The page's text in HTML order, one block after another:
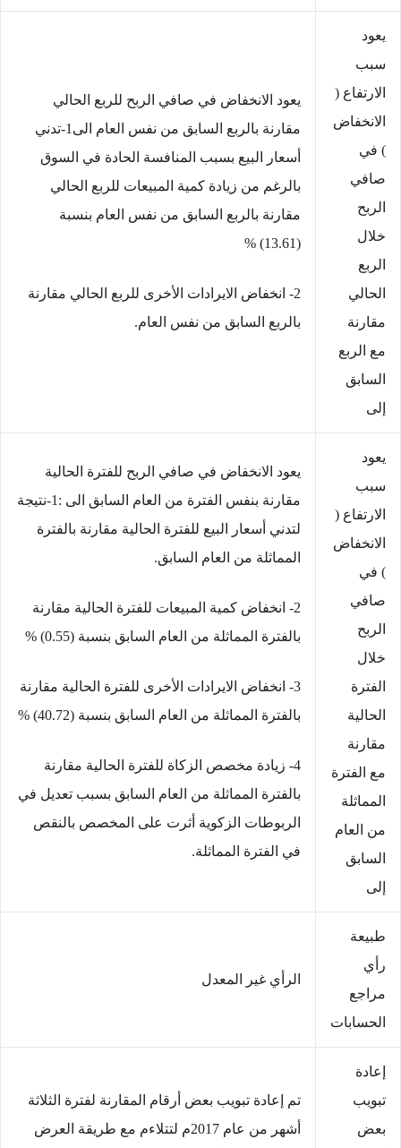
يعود
سبب
الارتفاع (
الانخفاض
) في
صافي
الربح
خلال
الربع
الحالي
مقارنة
مع الربع
السابق
إلى
يعود الانخفاض في صافي الربح للربع الحالي
مقارنة بالربع السابق من نفس العام الى1-تدني
أسعار البيع بسبب المنافسة الحادة في السوق
بالرغم من زيادة كمية المبيعات للربع الحالي
مقارنة بالربع السابق من نفس العام بنسبة
(13.61) %
2- انخفاض الايرادات الأخرى للربع الحالي مقارنة
بالربع السابق من نفس العام.
يعود
سبب
الارتفاع (
الانخفاض
) في
صافي
الربح
خلال
الفترة
الحالية
مقارنة
مع الفترة
المماثلة
من العام
السابق
إلى
يعود الانخفاض في صافي الربح للفترة الحالية
مقارنة بنفس الفترة من العام السابق الى :1-نتيجة
لتدني أسعار البيع للفترة الحالية مقارنة بالفترة
المماثلة من العام السابق.
2- انخفاض كمية المبيعات للفترة الحالية مقارنة
بالفترة المماثلة من العام السابق بنسبة (0.55) %
3- انخفاض الايرادات الأخرى للفترة الحالية مقارنة
بالفترة المماثلة من العام السابق بنسبة (40.72) %
4- زيادة مخصص الزكاة للفترة الحالية مقارنة
بالفترة المماثلة من العام السابق بسبب تعديل في
الربوطات الزكوية أثرت على المخصص بالنقص
في الفترة المماثلة.
طبيعة
رأي
مراجع
الحسابات
الرأي غير المعدل
إعادة
تبويب
بعض
تم إعادة تبويب بعض أرقام المقارنة لفترة الثلاثة
أشهر من عام 2017م لتتلاءم مع طريقة العرض